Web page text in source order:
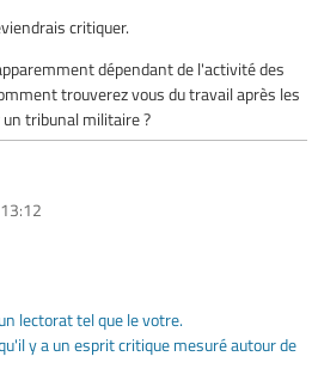
critiquer.
dépendant de l'activité des
trouverez vous du travail après les
tribunal militaire ?
lectorat tel que le votre.
y a un esprit critique mesuré autour de